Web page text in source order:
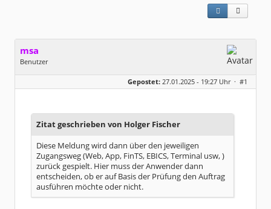
msa
Benutzer
Geschlecht:
Alter:
63
Gepostet: 27.01.2025 - 19:27 Uhr · #1
Zitat geschrieben von Holger Fischer
Diese Meldung wird dann über den jeweiligen
Zugangsweg (Web, App, FinTS, EBICS, Terminal usw, )
zurück gespielt. Hier muss der Anwender dann
entscheiden, ob er auf Basis der Prüfung den Auftrag
ausführen möchte oder nicht.